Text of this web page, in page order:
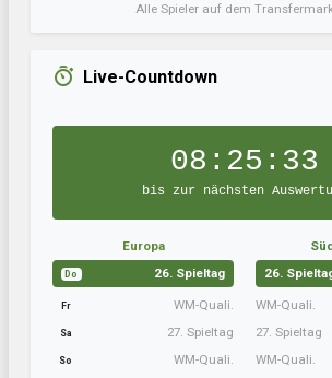
Alle Spieler auf dem
Live-Countdown
08:25:32
bis zur nächsten
Europa
Do 26. Spieltag
Fr WM-Quali.
Sa 27. Spieltag
So WM-Quali.
26.
WM-Quali.
27. Spieltag
WM-Quali.